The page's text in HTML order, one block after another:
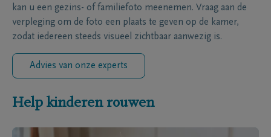
kan u een gezins- of familiefoto meenemen. Vraag aan de
verpleging om de foto een plaats te geven op de kamer,
zodat iedereen steeds visueel zichtbaar aanwezig is.
Advies van onze experts
Help kinderen rouwen